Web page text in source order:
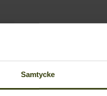
Samtycke